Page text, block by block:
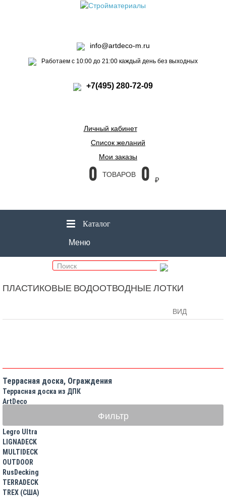
info@artdeco-m.ru
Работаем с 10:00 до 21:00 каждый день без выходных
+7(495) 280-72-09
Личный кабинет
Список желаний
Мои заказы
0 ТОВАРОВ 0 ₽
Каталог
Меню
ПЛАСТИКОВЫЕ ВОДООТВОДНЫЕ ЛОТКИ
ВИД
Фильтр
Террасная доска, Ограждения
Террасная доска из ДПК
ArtDeco
Legro Ultra
LIGNADECK
MULTIDECK
OUTDOOR
RusDecking
TERRADECK
TREX (США)